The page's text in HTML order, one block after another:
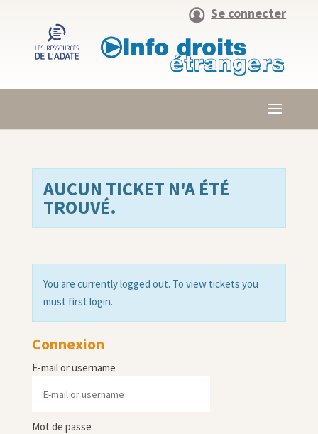
Se connecter
AUCUN TICKET N'A ÉTÉ
TROUVÉ.
You are currently logged out. To view tickets you
must first login.
Connexion
E-mail or username
Mot de passe